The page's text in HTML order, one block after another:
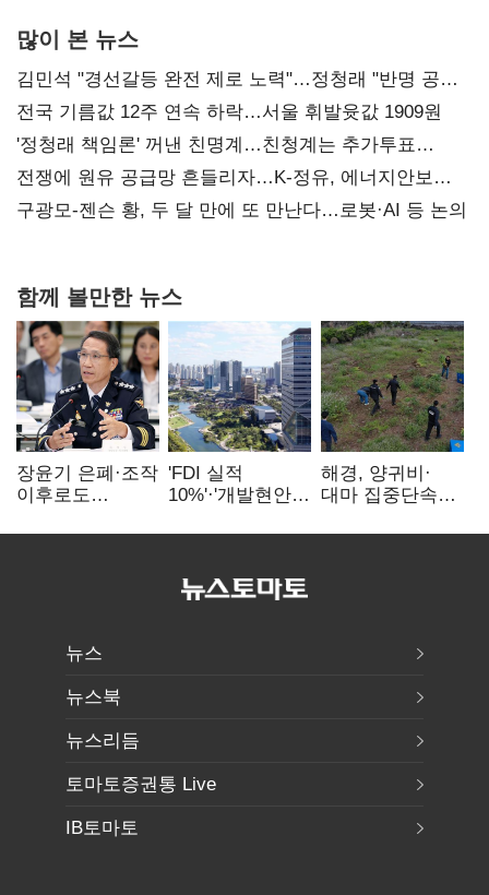
많이 본 뉴스
김민석 "경선갈등 완전 제로 노력"…정청래 "반명 공세
사과부터"
전국 기름값 12주 연속 하락…서울 휘발윳값 1909원
'정청래 책임론' 꺼낸 친명계…친청계는 추가투표
때리기
전쟁에 원유 공급망 흔들리자…K-정유, 에너지안보
핵심으로 재부상
구광모-젠슨 황, 두 달 만에 또 만난다…로봇·AI 등 논의
함께 볼만한 뉴스
장윤기 은폐·조작
이후로도
내부비위…경찰
'FDI 실적
10%'·'개발현안
인천경제청장
해경, 양귀비·
대마 집중단속…
249명 검거
뉴스
뉴스북
뉴스리듬
토마토증권통 Live
IB토마토